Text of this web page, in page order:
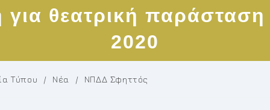
θεατρική
2020
Τύπου / Νέα / ΝΠΔΔ Σφηττός